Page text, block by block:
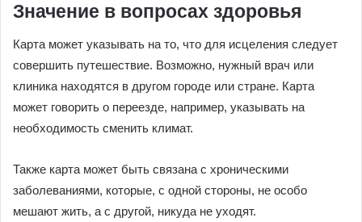
Значение в вопросах здоровья
Карта может указывать на то, что для исцеления следует
совершить путешествие. Возможно, нужный врач или
клиника находятся в другом городе или стране. Карта
может говорить о переезде, например, указывать на
необходимость сменить климат.
Также карта может быть связана с хроническими
заболеваниями, которые, с одной стороны, не особо
мешают жить, а с другой, никуда не уходят.